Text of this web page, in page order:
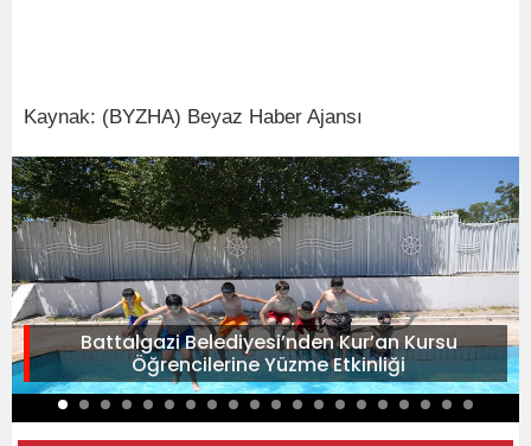
Kaynak: (BYZHA) Beyaz Haber Ajansı
Battalgazi Belediyesi’nden Kur’an Kursu
Öğrencilerine Yüzme Etkinliği